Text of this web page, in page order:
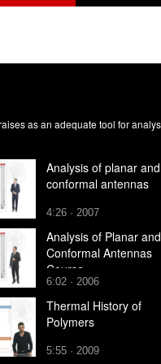
Analysis of planar and
conformal antennas
4:26 · 2007
Analysis of Planar and
Conformal Antennas
Course
6:02 · 2006
Thermal History of
Polymers
5:55 · 2009